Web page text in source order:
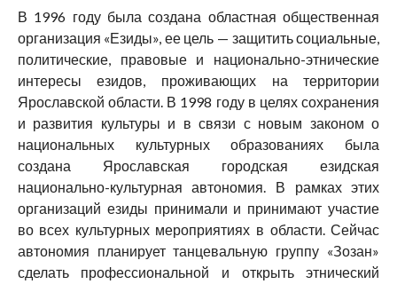
В 1996 году была создана областная общественная
организация «Езиды», ее цель — защитить социальные,
политические, правовые и национально-этнические
интересы езидов, проживающих на территории
Ярославской области. В 1998 году в целях сохранения
и развития культуры и в связи с новым законом о
национальных культурных образованиях была
создана Ярославская городская езидская
национально-культурная автономия. В рамках этих
организаций езиды принимали и принимают участие
во всех культурных мероприятиях в области. Сейчас
автономия планирует танцевальную группу «Зозан»
сделать профессиональной и открыть этнический